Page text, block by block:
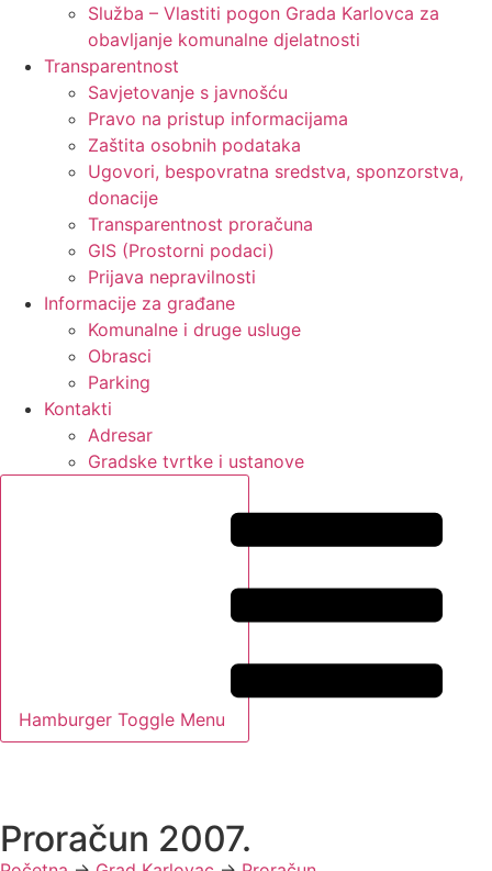
Služba – Vlastiti pogon Grada Karlovca za
obavljanje komunalne djelatnosti
Transparentnost
Savjetovanje s javnošću
Pravo na pristup informacijama
Zaštita osobnih podataka
Ugovori, bespovratna sredstva, sponzorstva,
donacije
Transparentnost proračuna
GIS (Prostorni podaci)
Prijava nepravilnosti
Informacije za građane
Komunalne i druge usluge
Obrasci
Parking
Kontakti
Adresar
Gradske tvrtke i ustanove
Hamburger Toggle Menu
Proračun 2007.